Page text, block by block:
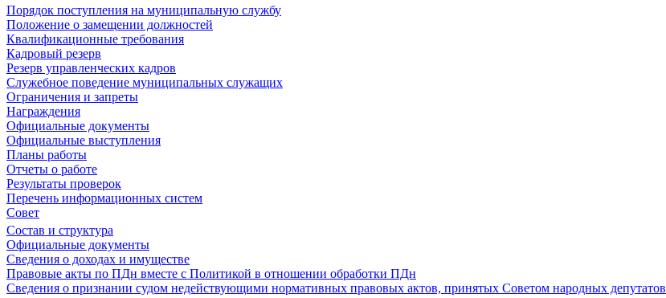
Порядок поступления на муниципальную службу
Положение о замещении должностей
Квалификационные требования
Кадровый резерв
Резерв управленческих кадров
Служебное поведение муниципальных служащих
Ограничения и запреты
Награждения
Официальные документы
Официальные выступления
Планы работы
Отчеты о работе
Результаты проверок
Перечень информационных систем
Совет
Состав и структура
Официальные документы
Сведения о доходах и имуществе
Правовые акты по ПДн вместе с Политикой в отношении обработки ПДн
Сведения о признании судом недействующими нормативных правовых актов, принятых Советом народных депутатов